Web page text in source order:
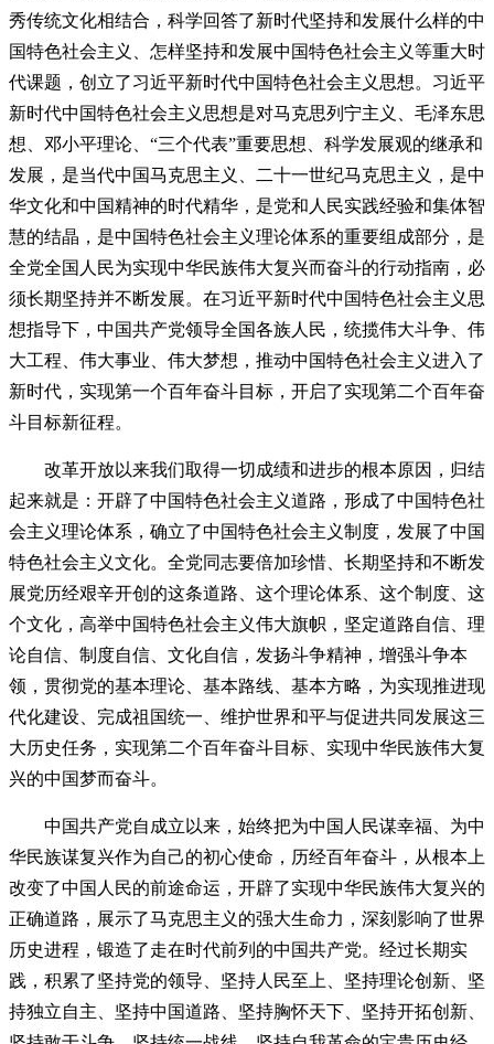
秀传统文化相结合，科学回答了新时代坚持和发展什么样的中
国特色社会主义、怎样坚持和发展中国特色社会主义等重大时
代课题，创立了习近平新时代中国特色社会主义思想。习近平
新时代中国特色社会主义思想是对马克思列宁主义、毛泽东思
想、邓小平理论、“三个代表”重要思想、科学发展观的继承和
发展，是当代中国马克思主义、二十一世纪马克思主义，是中
华文化和中国精神的时代精华，是党和人民实践经验和集体智
慧的结晶，是中国特色社会主义理论体系的重要组成部分，是
全党全国人民为实现中华民族伟大复兴而奋斗的行动指南，必
须长期坚持并不断发展。在习近平新时代中国特色社会主义思
想指导下，中国共产党领导全国各族人民，统揽伟大斗争、伟
大工程、伟大事业、伟大梦想，推动中国特色社会主义进入了
新时代，实现第一个百年奋斗目标，开启了实现第二个百年奋
斗目标新征程。
改革开放以来我们取得一切成绩和进步的根本原因，归结
起来就是：开辟了中国特色社会主义道路，形成了中国特色社
会主义理论体系，确立了中国特色社会主义制度，发展了中国
特色社会主义文化。全党同志要倍加珍惜、长期坚持和不断发
展党历经艰辛开创的这条道路、这个理论体系、这个制度、这
个文化，高举中国特色社会主义伟大旗帜，坚定道路自信、理
论自信、制度自信、文化自信，发扬斗争精神，增强斗争本
领，贯彻党的基本理论、基本路线、基本方略，为实现推进现
代化建设、完成祖国统一、维护世界和平与促进共同发展这三
大历史任务，实现第二个百年奋斗目标、实现中华民族伟大复
兴的中国梦而奋斗。
中国共产党自成立以来，始终把为中国人民谋幸福、为中
华民族谋复兴作为自己的初心使命，历经百年奋斗，从根本上
改变了中国人民的前途命运，开辟了实现中华民族伟大复兴的
正确道路，展示了马克思主义的强大生命力，深刻影响了世界
历史进程，锻造了走在时代前列的中国共产党。经过长期实
践，积累了坚持党的领导、坚持人民至上、坚持理论创新、坚
持独立自主、坚持中国道路、坚持胸怀天下、坚持开拓创新、